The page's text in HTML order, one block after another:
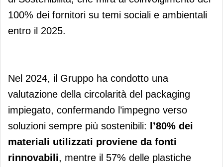
100% dei fornitori su temi sociali e ambientali
entro il 2025.
Nel 2024, il Gruppo ha condotto una
valutazione della circolarità del packaging
impiegato, confermando l’impegno verso
soluzioni sempre più sostenibili: l’80% dei
materiali utilizzati proviene da fonti
rinnovabili, mentre il 57% delle plastiche